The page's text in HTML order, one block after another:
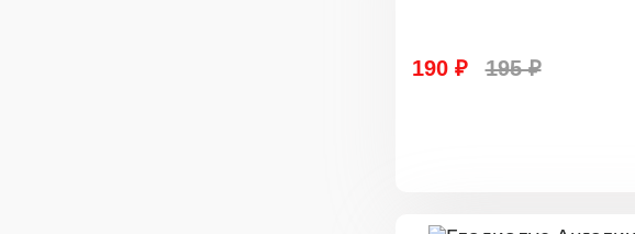
190 ₽ 195 ₽